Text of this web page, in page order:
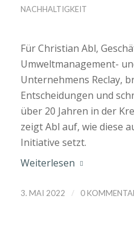
NACHHALTIGKEIT
Für Christian Abl,
Umweltmanagement-
Unternehmens Reclay,
Entscheidungen und
über 20 Jahren in der
zeigt Abl auf, wie diese
Initiative setzt.
Weiterlesen
3. MAI 2022 / 0